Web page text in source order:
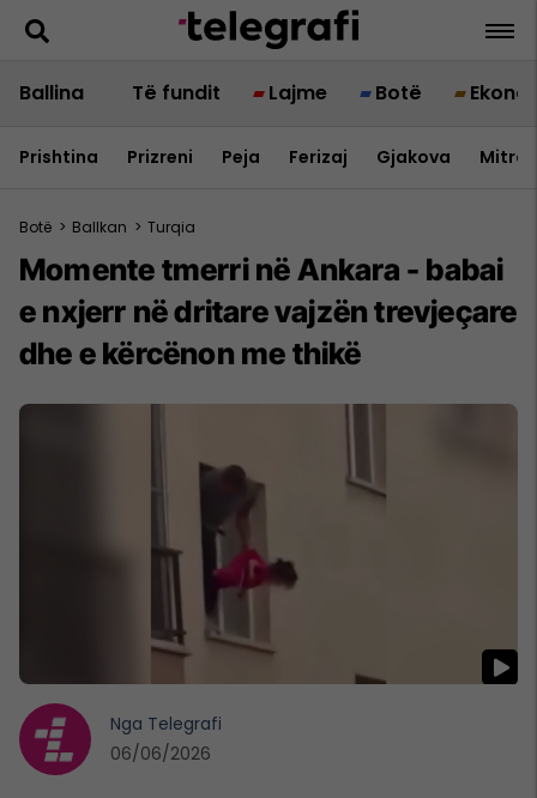
Ballina Të fundit Lajme Botë
Prishtina Prizreni Peja Ferizaj Gjakova
Botë > Ballkan > Turqia
Momente tmerri në Ankara - babai
e nxjerr në dritare vajzën trevjeçare
dhe e kërcënon me thikë
Nga Telegrafi
06/06/2026